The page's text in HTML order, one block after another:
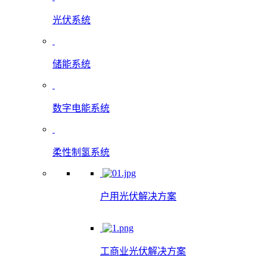
光伏系统
储能系统
数字电能系统
柔性制氢系统
户用光伏解决方案
工商业光伏解决方案